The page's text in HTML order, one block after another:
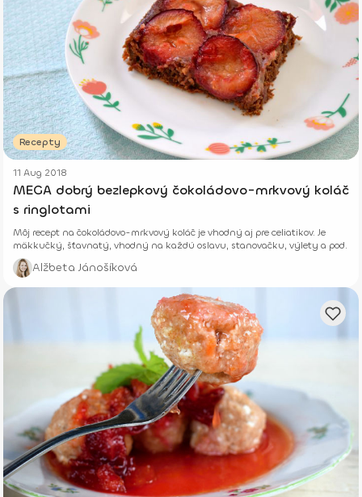
Recepty
11 Aug 2018
MEGA dobrý bezlepkový čokoládovo-mrkvový koláč
s ringlotami
Môj recept na čokoládovo-mrkvový koláč je vhodný aj pre celiatikov. Je
mäkkučký, šťavnatý, vhodný na každú oslavu, stanovačku, výlety a pod.
Alžbeta Jánošíková